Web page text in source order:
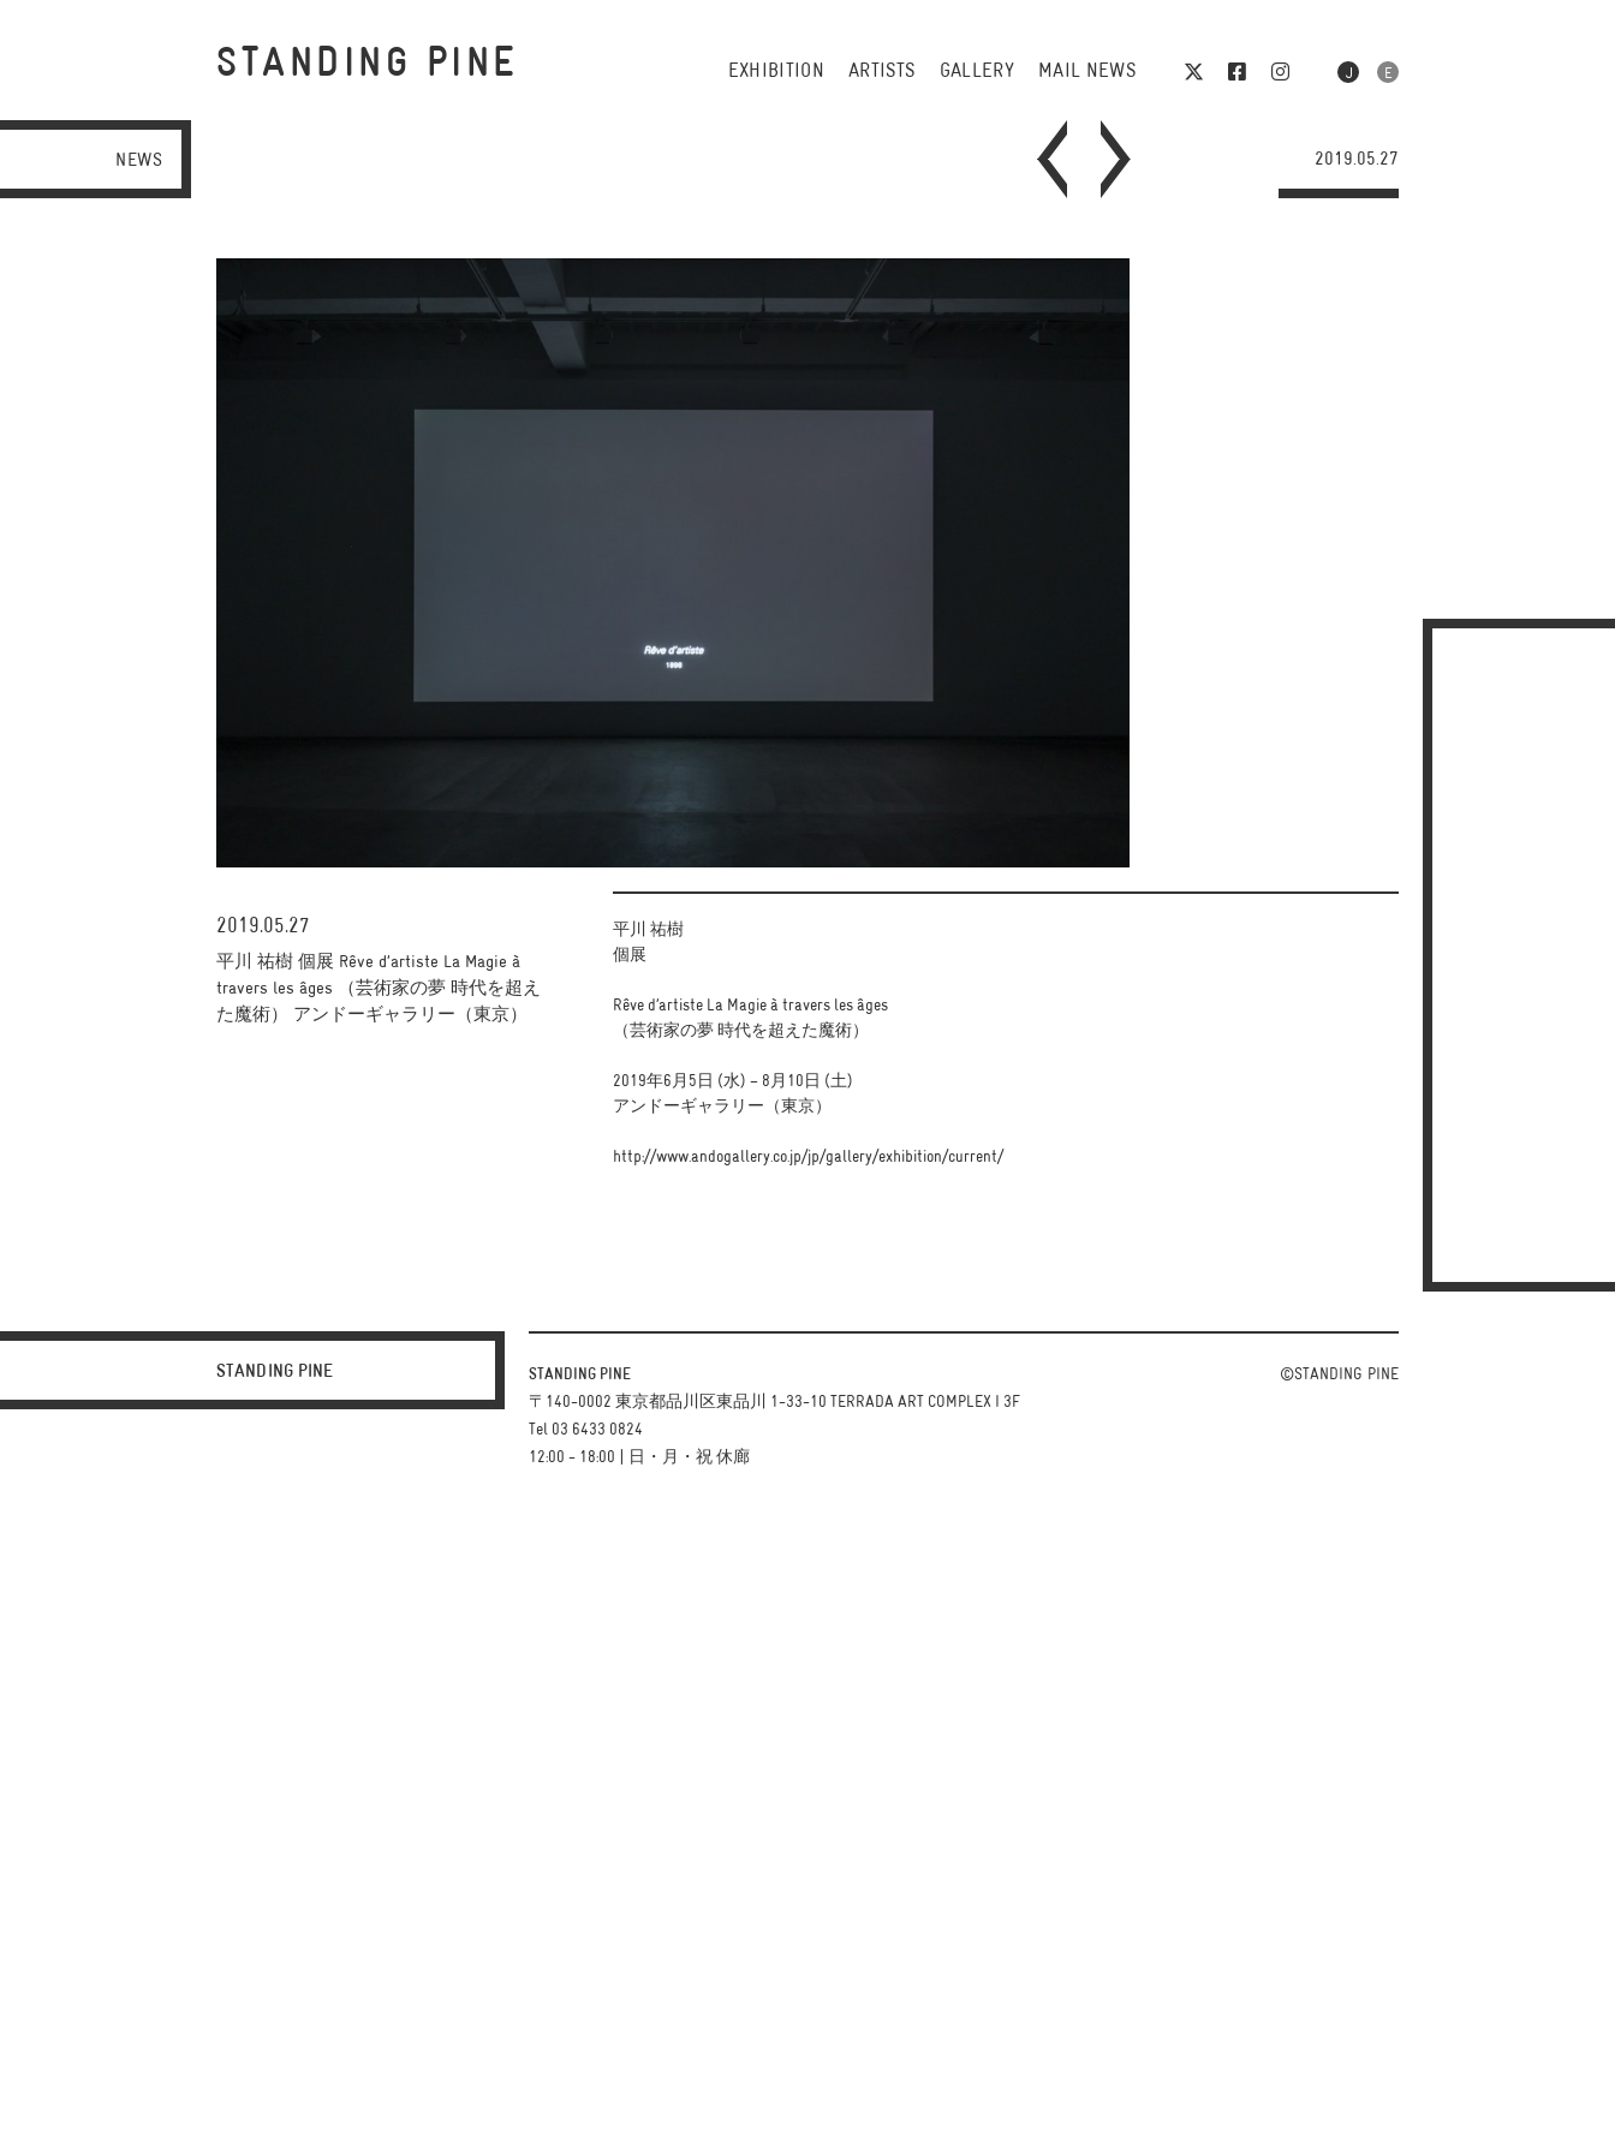
STANDING PINE EXHIBITION ARTISTS GALLERY MAIL NEWS
NEWS 2019.05.27
2019.05.27
平川 祐樹 個展 Rêve d’artiste La Magie à
travers les âges （芸術家の夢 時代を超え
た魔術） アンドーギャラリー（東京）
平川 祐樹
個展
Rêve d’artiste La Magie à travers les âges
（芸術家の夢 時代を超えた魔術）
2019年6月5日 (水) – 8月10日 (土)
アンドーギャラリー（東京）
http://www.andogallery.co.jp/jp/gallery/exhibition/current/
STANDING PINE
STANDING PINE
〒140-0002 東京都品川区東品川 1-33-10 TERRADA ART COMPLEX I 3F
Tel 03 6433 0824
12:00 - 18:00 | 日・月・祝 休廊
©STANDING PINE